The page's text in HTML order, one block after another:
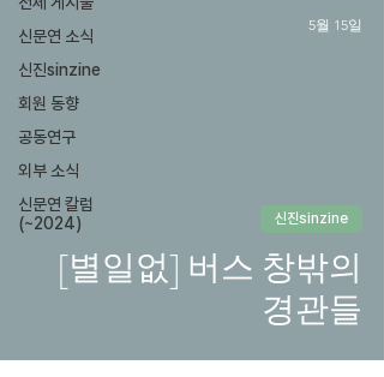
신문연 소식
신진sinzine
회원 동향
공동연구
외부 소식
신문연 칼럼
(~2024)
[별일없] 버스 창밖의
경관들
신진sinzine
5월 15일